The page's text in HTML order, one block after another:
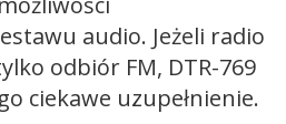
audio. Jeżeli radio
odbiór FM, DTR-769
ciekawe uzupełnienie.